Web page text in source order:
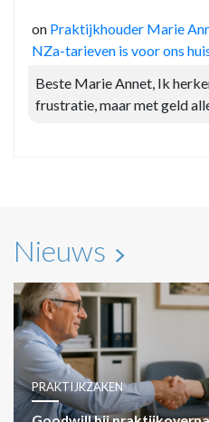
on Praktijkhouder Marie
NZa-tarieven is voor ons
Beste Marie Annet, Ik
frustratie, maar met geld
Nieuws
PRAKTIJKZAKEN